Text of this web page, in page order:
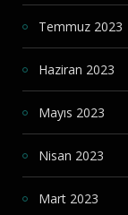
Temmuz 2023
Haziran 2023
Mayıs 2023
Nisan 2023
Mart 2023